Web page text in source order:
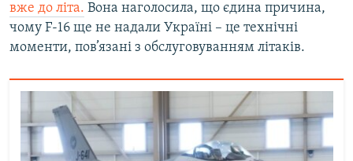
вже до літа. Вона наголосила, що єдина причина,
чому F-16 ще не надали Україні – це технічні
моменти, пов’язані з обслуговуванням літаків.